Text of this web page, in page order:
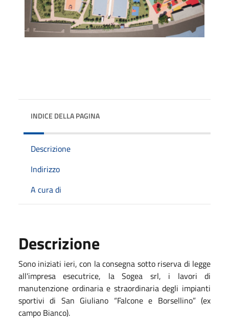
INDICE DELLA PAGINA
Descrizione
Indirizzo
A cura di
Descrizione
Sono iniziati ieri, con la consegna sotto riserva di legge
all'impresa esecutrice, la Sogea srl, i lavori di
manutenzione ordinaria e straordinaria degli impianti
sportivi di San Giuliano “Falcone e Borsellino” (ex
campo Bianco).